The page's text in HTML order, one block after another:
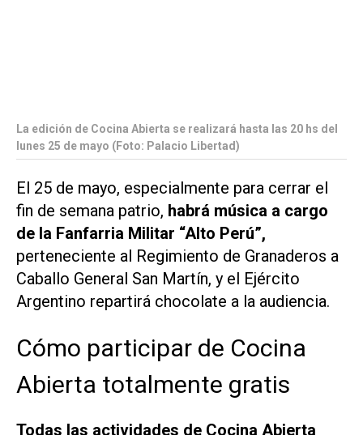
La edición de Cocina Abierta se realizará hasta las 20 hs del
lunes 25 de mayo (Foto: Palacio Libertad)
El 25 de mayo, especialmente para cerrar el
fin de semana patrio, habrá música a cargo
de la Fanfarria Militar “Alto Perú”,
perteneciente al Regimiento de Granaderos a
Caballo General San Martín, y el Ejército
Argentino repartirá chocolate a la audiencia.
Cómo participar de Cocina
Abierta totalmente gratis
Todas las actividades de Cocina Abierta